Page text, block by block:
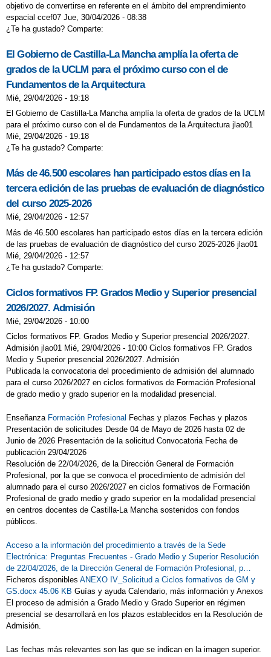
objetivo de convertirse en referente en el ámbito del emprendimiento
espacial ccef07 Jue, 30/04/2026 - 08:38
¿Te ha gustado? Comparte:
El Gobierno de Castilla-La Mancha amplía la oferta de
grados de la UCLM para el próximo curso con el de
Fundamentos de la Arquitectura
Mié, 29/04/2026 - 19:18
El Gobierno de Castilla-La Mancha amplía la oferta de grados de la UCLM
para el próximo curso con el de Fundamentos de la Arquitectura jlao01
Mié, 29/04/2026 - 19:18
¿Te ha gustado? Comparte:
Más de 46.500 escolares han participado estos días en la
tercera edición de las pruebas de evaluación de diagnóstico
del curso 2025-2026
Mié, 29/04/2026 - 12:57
Más de 46.500 escolares han participado estos días en la tercera edición
de las pruebas de evaluación de diagnóstico del curso 2025-2026 jlao01
Mié, 29/04/2026 - 12:57
¿Te ha gustado? Comparte:
Ciclos formativos FP. Grados Medio y Superior presencial
2026/2027. Admisión
Mié, 29/04/2026 - 10:00
Ciclos formativos FP. Grados Medio y Superior presencial 2026/2027.
Admisión jlao01 Mié, 29/04/2026 - 10:00 Ciclos formativos FP. Grados
Medio y Superior presencial 2026/2027. Admisión
Publicada la convocatoria del procedimiento de admisión del alumnado
para el curso 2026/2027 en ciclos formativos de Formación Profesional
de grado medio y grado superior en la modalidad presencial.
Enseñanza Formación Profesional Fechas y plazos Fechas y plazos
Presentación de solicitudes Desde 04 de Mayo de 2026 hasta 02 de
Junio de 2026 Presentación de la solicitud Convocatoria Fecha de
publicación 29/04/2026
Resolución de 22/04/2026, de la Dirección General de Formación
Profesional, por la que se convoca el procedimiento de admisión del
alumnado para el curso 2026/2027 en ciclos formativos de Formación
Profesional de grado medio y grado superior en la modalidad presencial
en centros docentes de Castilla-La Mancha sostenidos con fondos
públicos.
Acceso a la información del procedimiento a través de la Sede
Electrónica: Preguntas Frecuentes - Grado Medio y Superior Resolución
de 22/04/2026, de la Dirección General de Formación Profesional, p…
Ficheros disponibles ANEXO IV_Solicitud a Ciclos formativos de GM y
GS.docx 45.06 KB Guías y ayuda Calendario, más información y Anexos
El proceso de admisión a Grado Medio y Grado Superior en régimen
presencial se desarrollará en los plazos establecidos en la Resolución de
Admisión.
Las fechas más relevantes son las que se indican en la imagen superior.